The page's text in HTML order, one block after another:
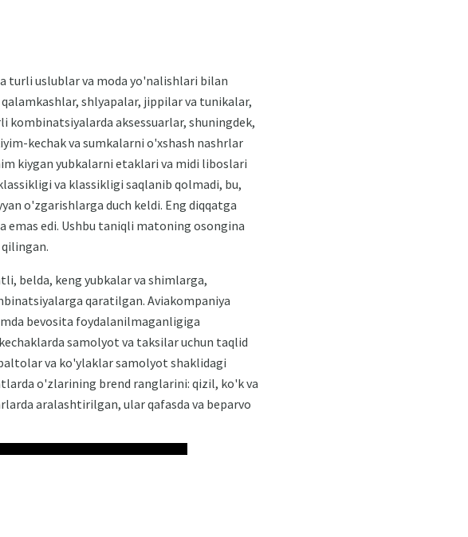
turli uslublar va moda yo'nalishlari bilan
shlyapalar, jippilar va tunikalar,
aksessuarlar, shuningdek,
kechak va sumkalarni o'xshash nashrlar
kiygan yubkalarni etaklari va midi liboslari
va klassikligi saqlanib qolmadi, bu,
o'zgarishlarga duch keldi. Eng diqqatga
emas edi. Ushbu taniqli matoning osongina
belda, keng yubkalar va shimlarga,
qaratilgan. Aviakompaniya
bevosita foydalanilmaganligiga
samolyot va taksilar uchun taqlid
va ko'ylaklar samolyot shaklidagi
o'zlarining brend ranglarini: qizil, ko'k va
aralashtirilgan, ular qafasda va beparvo